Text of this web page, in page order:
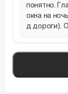
понятно.
окна на
д дороги).